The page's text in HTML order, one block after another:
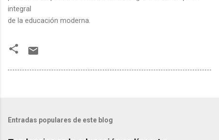
integral
de la educación moderna.
Entradas populares de este blog